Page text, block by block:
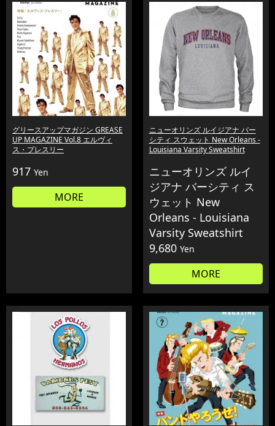
グリースアップマガジン GREASE
UP MAGAZINE Vol.8 エルヴィ
ス・プレスリー
917 Yen
MORE
ニューオリンズ ルイジアナ バー
シティ スウェット New Orleans -
Louisiana Varsity Sweatshirt
ニューオリンズ ルイ
ジアナ バーシティ ス
ウェット New
Orleans - Louisiana
Varsity Sweatshirt
9,680 Yen
MORE